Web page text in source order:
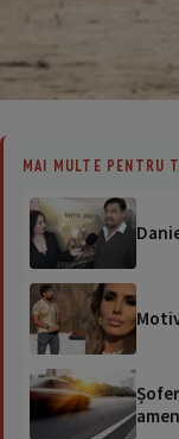
MAI MULTE PENTRU